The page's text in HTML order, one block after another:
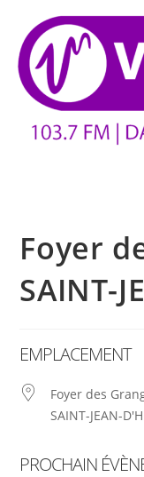
Foyer
SAINT-
EMPLACEMENT
Foyer des
SAINT-JEAN-
PROCHAIN